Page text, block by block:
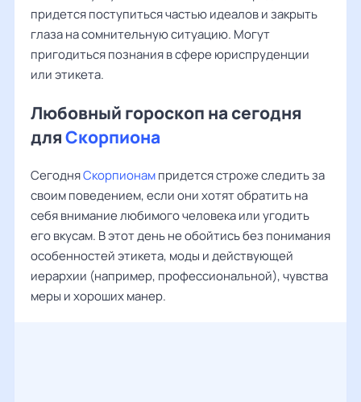
придется поступиться частью идеалов и закрыть
глаза на сомнительную ситуацию. Могут
пригодиться познания в сфере юриспруденции
или этикета.
Любовный гороскоп на сегодня
дляСкорпиона
СегодняСкорпионампридется строже следить за
своим поведением, если они хотят обратить на
себя внимание любимого человека или угодить
его вкусам. В этот день не обойтись без понимания
особенностей этикета, моды и действующей
иерархии (например, профессиональной), чувства
меры и хороших манер.